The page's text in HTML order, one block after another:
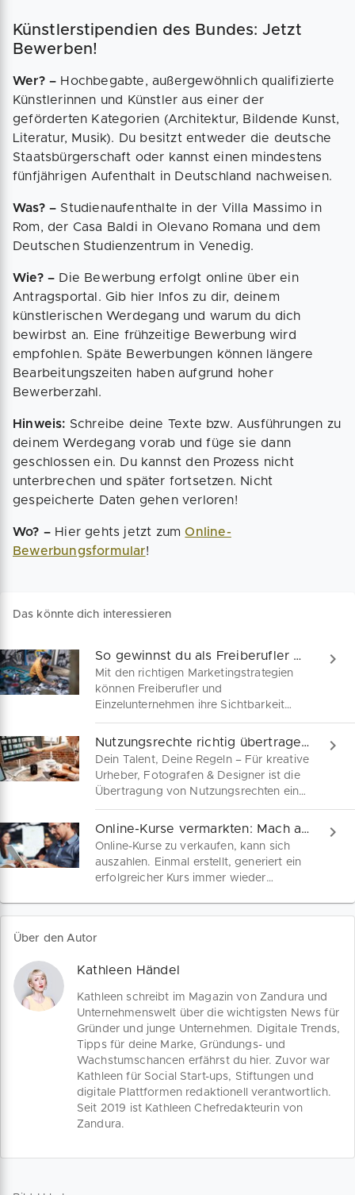
Künstlerstipendien des Bundes: Jetzt
Bewerben!
Wer? – Hochbegabte, außergewöhnlich qualifizierte
Künstlerinnen und Künstler aus einer der
geförderten Kategorien (Architektur, Bildende Kunst,
Literatur, Musik). Du besitzt entweder die deutsche
Staatsbürgerschaft oder kannst einen mindestens
fünfjährigen Aufenthalt in Deutschland nachweisen.
Was? – Studienaufenthalte in der Villa Massimo in
Rom, der Casa Baldi in Olevano Romana und dem
Deutschen Studienzentrum in Venedig.
Wie? – Die Bewerbung erfolgt online über ein
Antragsportal. Gib hier Infos zu dir, deinem
künstlerischen Werdegang und warum du dich
bewirbst an. Eine frühzeitige Bewerbung wird
empfohlen. Späte Bewerbungen können längere
Bearbeitungszeiten haben aufgrund hoher
Bewerberzahl.
Hinweis: Schreibe deine Texte bzw. Ausführungen zu
deinem Werdegang vorab und füge sie dann
geschlossen ein. Du kannst den Prozess nicht
unterbrechen und später fortsetzen. Nicht
gespeicherte Daten gehen verloren!
Wo? – Hier gehts jetzt zumOnline-
Bewerbungsformular!
Das könnte dich interessieren
So gewinnst du als Freiberufler mehr Neukunden
Mit den richtigen Marketingstrategien
können Freiberufler und
Einzelunternehmen ihre Sichtbarkeit
steigern, neue Kunden gewinnen und
langfristige Geschäftsbeziehungen
aufbauen. In diesem Ratgeber findest
du Tipps und bewährte Methoden, um
dich als erfolgreiche Ich-Marke zu
Nutzungsrechte richtig übertragen inkl. Mustervertrag
Dein Talent, Deine Regeln – Für kreative
Urheber, Fotografen & Designer ist die
Übertragung von Nutzungsrechten eine
wichtige Einkommensquelle. Entdecke
hier, wie du Nutzungsrechte klar und
sicher überträgst – inklusive kostenloser
Mustervertrag von Rechtsexperten
erstellt.
Online-Kurse vermarkten: Mach aus deinem Wissen Geld!
Online-Kurse zu verkaufen, kann sich
auszahlen. Einmal erstellt, generiert ein
erfolgreicher Kurs immer wieder
Über den Autor
Kathleen Händel
Kathleen schreibt im Magazin von Zandura und
Unternehmenswelt über die wichtigsten News für
Gründer und junge Unternehmen. Digitale Trends,
Tipps für deine Marke, Gründungs- und
Wachstumschancen erfährst du hier. Zuvor war
Kathleen für Social Start-ups, Stiftungen und
digitale Plattformen redaktionell verantwortlich.
Seit 2019 ist Kathleen Chefredakteurin von
Zandura.